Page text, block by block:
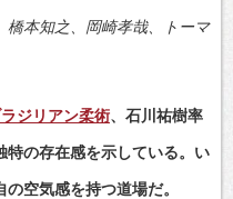
橋本知之、岡崎孝哉、トーマ
ジリアン柔術、石川祐樹率
特の存在感を示している。い
空気感を持つ道場だ。